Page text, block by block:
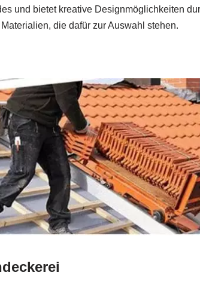
und bietet kreative Designmöglichkeiten
die dafür zur Auswahl stehen.